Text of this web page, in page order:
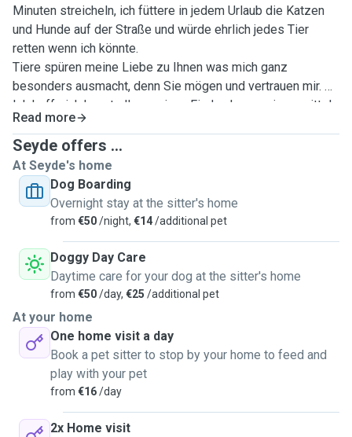
Minuten streicheln, ich füttere in jedem Urlaub die Katzen
und Hunde auf der Straße und würde ehrlich jedes Tier
retten wenn ich könnte.
Tiere spüren meine Liebe zu Ihnen was mich ganz
besonders ausmacht, denn Sie mögen und vertrauen mir.
Ich hoffe ich konnte Ihnen einen Eindruck von mir vermitteln
und bin jederzeit offen für Angebote☺️
Read more
Seyde offers ...
At Seyde's home
Dog Boarding
Overnight stay at the sitter's home
from €50/night, €14/additional pet
Doggy Day Care
Daytime care for your dog at the sitter's home
from €50/day, €25 /additional pet
At your home
One home visit a day
Book a pet sitter to stop by your home to feed and
play with your pet
from €16/day
2x Home visit